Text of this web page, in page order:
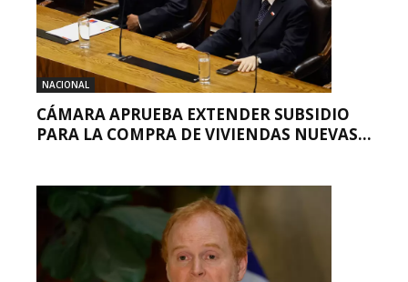
NACIONAL
CÁMARA APRUEBA EXTENDER SUBSIDIO
PARA LA COMPRA DE VIVIENDAS NUEVAS...